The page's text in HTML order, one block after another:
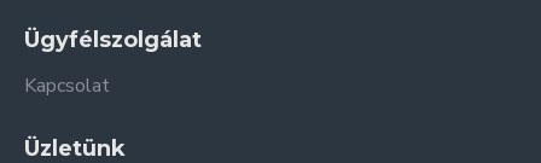
Ügyfélszolgálat
Kapcsolat
Üzletünk